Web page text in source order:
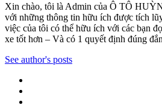
Xin chào, tôi là Admin của Ô TÔ
với những thông tin hữu ích được tích
việc của tôi có thể hữu ích với các bạn
xe tốt hơn – Và có 1 quyết định đúng
See author's posts